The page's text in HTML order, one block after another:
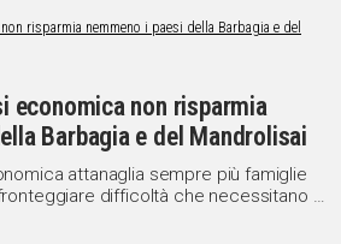
economica non risparmia
Barbagia e del Mandrolisai
attanaglia sempre più famiglie
difficoltà che necessitano di